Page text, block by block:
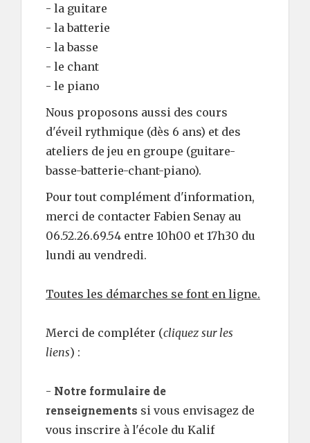
- la guitare
- la batterie
- la basse
- le chant
- le piano
Nous proposons aussi des cours
d'éveil rythmique (dès 6 ans) et des
ateliers de jeu en groupe (guitare-
basse-batterie-chant-piano).
Pour tout complément d'information,
merci de contacter Fabien Senay au
06.52.26.69.54 entre 10h00 et 17h30 du
lundi au vendredi.
Toutes les démarches se font en ligne.
Merci de compléter (cliquez sur les
liens) :
- Notre formulaire de
renseignements si vous envisagez de
vous inscrire à l'école du Kalif